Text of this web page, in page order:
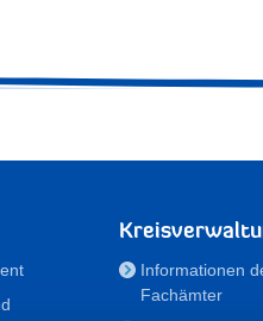
Informationen
Fachämter